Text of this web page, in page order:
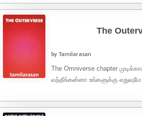
அவரவர் தங்களின் இரவு ...
The
by Tamilarasan
The Omniverse chapter
வந்தீங்கன்னா உங்களுக்கு எதுவுமே